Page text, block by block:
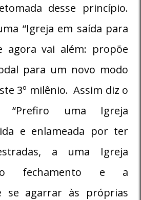
desse princípio.
“Igreja em saída para
agora vai além: propõe
para um novo modo
3º milênio. Assim diz o
“Prefiro uma Igreja
e enlameada por ter
a uma Igreja
fechamento e a
se agarrar às próprias